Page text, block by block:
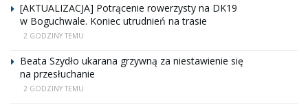
[AKTUALIZACJA] Potrącenie rowerzysty na DK19
w Boguchwale. Koniec utrudnień na trasie
2 GODZINY TEMU
Beata Szydło ukarana grzywną za niestawienie się
na przesłuchanie
2 GODZINY TEMU